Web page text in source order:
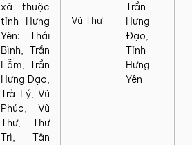
xã thuộc
tỉnh Hưng
Yên: Thái
Bình, Trần
Lẫm, Trần
Hưng Đạo,
Trà Lý, Vũ
Phúc, Vũ
Thư, Thư
Trì, Tân
Vũ Thư
Trần
Hưng
Đạo,
Tỉnh
Hưng
Yên